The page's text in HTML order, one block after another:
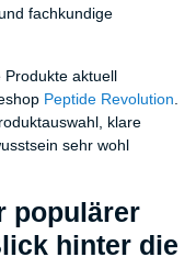
fachkundige
aktuell
Peptide Revolution
klare
sehr wohl
populärer
hinter die